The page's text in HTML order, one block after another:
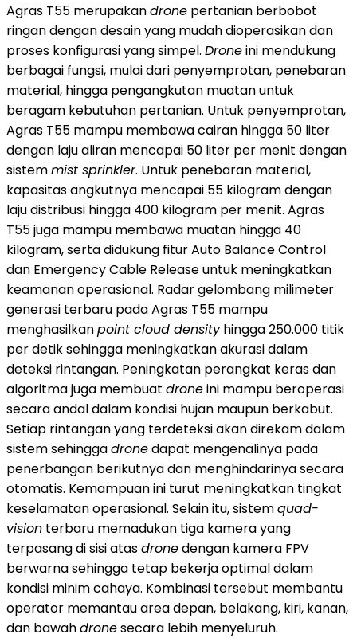
Agras T55 merupakandrone pertanian berbobot
ringan dengan desain yang mudah dioperasikan dan
proses konfigurasi yang simpel. Droneini mendukung
berbagai fungsi, mulai dari penyemprotan, penebaran
material, hingga pengangkutan muatan untuk
beragam kebutuhan pertanian. Untuk penyemprotan,
Agras T55 mampu membawa cairan hingga 50 liter
dengan laju aliran mencapai 50 liter per menit dengan
sistemmist sprinkler. Untuk penebaran material,
kapasitas angkutnya mencapai 55 kilogram dengan
laju distribusi hingga 400 kilogram per menit. Agras
T55 juga mampu membawa muatan hingga 40
kilogram, serta didukung fitur Auto Balance Control
dan Emergency Cable Release untuk meningkatkan
keamanan operasional. Radar gelombang milimeter
generasi terbaru pada Agras T55 mampu
menghasilkanpoint cloud densityhingga 250.000 titik
per detik sehingga meningkatkan akurasi dalam
deteksi rintangan. Peningkatan perangkat keras dan
algoritma juga membuat droneini mampu beroperasi
secara andal dalam kondisi hujan maupun berkabut.
Setiap rintangan yang terdeteksi akan direkam dalam
sistem sehinggadronedapat mengenalinya pada
penerbangan berikutnya dan menghindarinya secara
otomatis. Kemampuan ini turut meningkatkan tingkat
keselamatan operasional. Selain itu, sistemquad-
vision terbaru memadukan tiga kamera yang
terpasang di sisi atasdronedengan kamera FPV
berwarna sehingga tetap bekerja optimal dalam
kondisi minim cahaya. Kombinasi tersebut membantu
operator memantau area depan, belakang, kiri, kanan,
dan bawahdronesecara lebih menyeluruh.